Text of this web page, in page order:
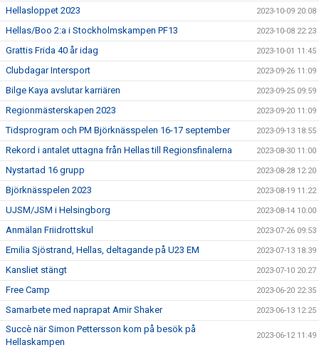
Hellasloppet 2023 2023-10-09 20:08
Hellas/Boo 2:a i Stockholmskampen PF13 2023-10-08 22:23
Grattis Frida 40 år idag 2023-10-01 11:45
Clubdagar Intersport 2023-09-26 11:09
Bilge Kaya avslutar karriären 2023-09-25 09:59
Regionmästerskapen 2023 2023-09-20 11:09
Tidsprogram och PM Björknässpelen 16-17 september 2023-09-13 18:55
Rekord i antalet uttagna från Hellas till Regionsfinalerna 2023-08-30 11:00
Nystartad 16 grupp 2023-08-28 12:20
Björknässpelen 2023 2023-08-19 11:22
UJSM/JSM i Helsingborg 2023-08-14 10:00
Anmälan Friidrottskul 2023-07-26 09:53
Emilia Sjöstrand, Hellas, deltagande på U23 EM 2023-07-13 18:39
Kansliet stängt 2023-07-10 20:27
Free Camp 2023-06-20 22:35
Samarbete med naprapat Amir Shaker 2023-06-13 12:25
Succè när Simon Pettersson kom på besök på
Hellaskampen
2023-06-12 11:49